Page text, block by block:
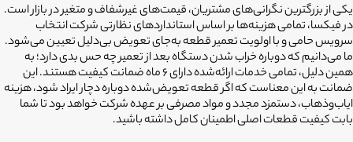
یکی از بزرگترین نگرانی‌های مشتریان، قیمت‌های غیرشفاف و متغیر در بازار است.
در فیکسا، تمامی هزینه‌ها بر اساس استانداردهای نظارتی شرکت انتخاب
سرویس حامی و با اولویت تعمیر قطعه به‌جای تعویض بی‌دلیل تعیین می‌شود.
ما می‌دانیم که دوباره خراب شدن دستگاه بعد از تعمیر چه حس بدی دارد؛ به
همین دلیل، تمامی خدمات ارائه‌شده دارای ۶ ماه ضمانت کیفیت هستند. این
ضمانت به این معناست که اگر قطعه تعویض‌شده دوباره دچار ایراد شود، هزینه
ایاب‌وذها‌ب، دستمزد مجدد و مواد مصرفی بر عهده شرکت خواهد بود تا شما
بابت کیفیت قطعات اصلی اطمینان کامل داشته باشید.